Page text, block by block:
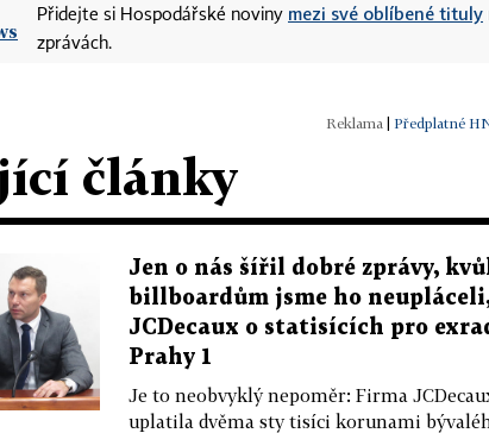
Přidejte si Hospodářské noviny mezi své oblíbené tituly
zprávách.
| Předplatné
články
Jen o nás šířil dobré zprávy,
billboardům jsme ho
JCDecaux o statisících pro
Prahy 1
Je to neobvyklý nepoměr: Firma
uplatila dvěma sty tisíci korunami